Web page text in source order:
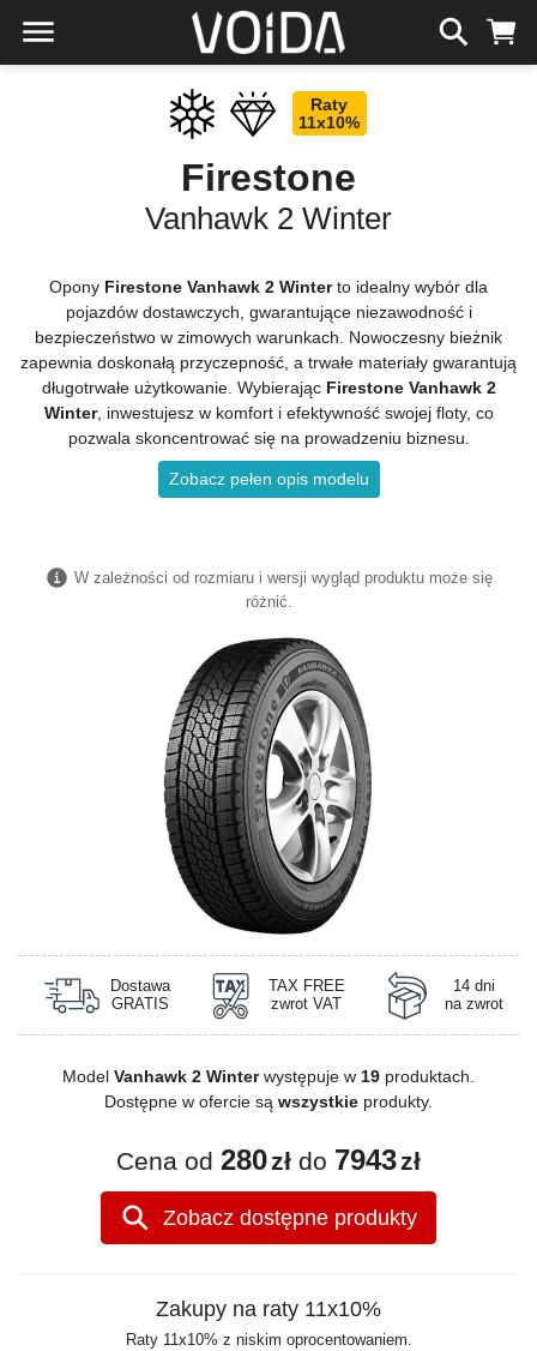
Raty
11x10%
Firestone
Vanhawk 2 Winter
Opony Firestone Vanhawk 2 Winterto idealny wybór dla
pojazdów dostawczych, gwarantujące niezawodność i
bezpieczeństwo w zimowych warunkach. Nowoczesny bieżnik
zapewnia doskonałą przyczepność, a trwałe materiały gwarantują
długotrwałe użytkowanie. Wybierając Firestone Vanhawk 2
Winter, inwestujesz w komfort i efektywność swojej floty, co
pozwala skoncentrować się na prowadzeniu biznesu.
Zobacz pełen opis modelu
W zależności od rozmiaru i wersji wygląd produktu może się
różnić.
Dostawa
GRATIS
TAX FREE
zwrot VAT
14 dni
na zwrot
Model Vanhawk 2 Winterwystępuje w 19 produktach.
Dostępne w ofercie są wszystkie produkty.
Cena od 280zł do 7943zł
Zobacz dostępne produkty
Zakupy na raty 11x10%
Raty 11x10% z niskim oprocentowaniem.